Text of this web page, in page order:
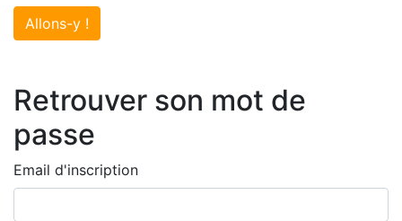
Allons-y !
Retrouver son mot de
passe
Email d'inscription